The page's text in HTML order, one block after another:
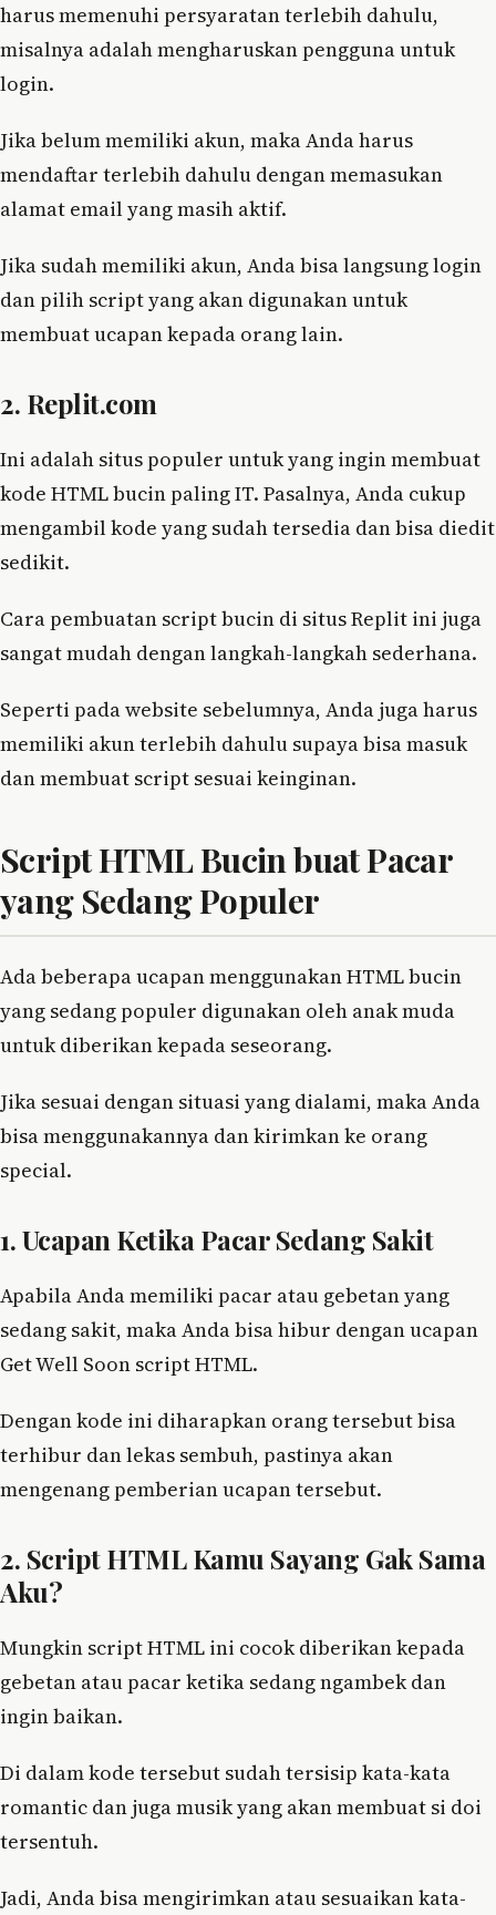
harus memenuhi persyaratan terlebih dahulu,
misalnya adalah mengharuskan pengguna untuk
login.
Jika belum memiliki akun, maka Anda harus
mendaftar terlebih dahulu dengan memasukan
alamat email yang masih aktif.
Jika sudah memiliki akun, Anda bisa langsung login
dan pilih script yang akan digunakan untuk
membuat ucapan kepada orang lain.
2. Replit.com
Ini adalah situs populer untuk yang ingin membuat
kode HTML bucin paling IT. Pasalnya, Anda cukup
mengambil kode yang sudah tersedia dan bisa diedit
sedikit.
Cara pembuatan script bucin di situs Replit ini juga
sangat mudah dengan langkah-langkah sederhana.
Seperti pada website sebelumnya, Anda juga harus
memiliki akun terlebih dahulu supaya bisa masuk
dan membuat script sesuai keinginan.
Script HTML Bucin buat Pacar
yang Sedang Populer
Ada beberapa ucapan menggunakan HTML bucin
yang sedang populer digunakan oleh anak muda
untuk diberikan kepada seseorang.
Jika sesuai dengan situasi yang dialami, maka Anda
bisa menggunakannya dan kirimkan ke orang
special.
1. Ucapan Ketika Pacar Sedang Sakit
Apabila Anda memiliki pacar atau gebetan yang
sedang sakit, maka Anda bisa hibur dengan ucapan
Get Well Soon script HTML.
Dengan kode ini diharapkan orang tersebut bisa
terhibur dan lekas sembuh, pastinya akan
mengenang pemberian ucapan tersebut.
2. Script HTML Kamu Sayang Gak Sama
Aku?
Mungkin script HTML ini cocok diberikan kepada
gebetan atau pacar ketika sedang ngambek dan
ingin baikan.
Di dalam kode tersebut sudah tersisip kata-kata
romantic dan juga musik yang akan membuat si doi
tersentuh.
Jadi, Anda bisa mengirimkan atau sesuaikan kata-